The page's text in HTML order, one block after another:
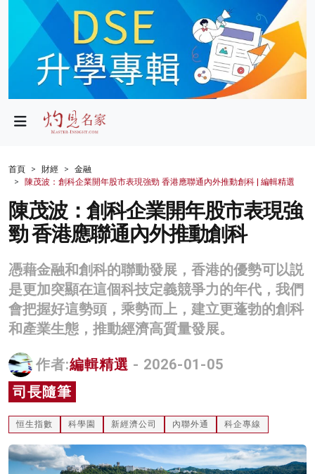
政局
財經
生活
健康
商業
科技
影片
名家榜
灼見活動
關於我們
首頁 財經
金融
陳茂波：創科企業開年股市表現強勁 香港應聯通內外推動創科 | 編輯精選
陳茂波：創科企業開年股市表現強
勁 香港應聯通內外推動創科
憑藉金融和創科的聯動發展，香港的優勢可以説
是更加突顯在這個科技定義競爭力的年代，我們
會把握好這勢頭，乘勢而上，建立更蓬勃的創科
和產業生態，推動經濟高質量發展。
作者:編輯精選 - 2026-01-05
司長隨筆
恒生指數 科學園 新經濟公司 內聯外通 科企專線